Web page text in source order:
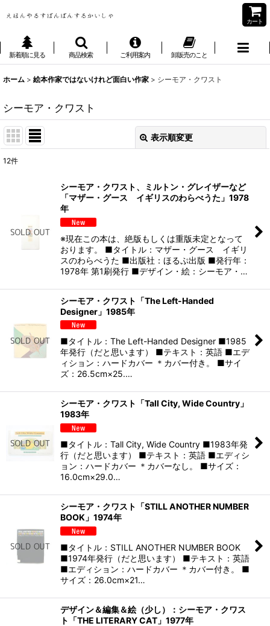
カート
新着順に見る 商品検索 ご利用案内 卸販売のこと
ホーム > 絵本作家ではないけれど面白い作家 > シーモア・クワスト
シーモア・クワスト
表示順変更
絞り込む
12件
シーモア・クワスト、ミルトン・グレイザーなど
「マザー・グース イギリスのわらべうた」1978
年
※現在この本は、絶版もしくは重版未定となって
おります。 ■タイトル：マザー・グース イギリ
スのわらべうた ■出版社：ほるぷ出版 ■発行年：
1978年 第1刷発行 ■デザイン・絵：シーモア・…
シーモア・クワスト「The Left-Handed
Designer」1985年
■タイトル：The Left-Handed Designer ■1985
年発行（だと思います） ■テキスト：英語 ■エデ
ィション：ハードカバー ＊カバー付き。 ■サイ
ズ：26.5cm×25.…
シーモア・クワスト「Tall City, Wide Country」
1983年
■タイトル：Tall City, Wide Country ■1983年発
行（だと思います） ■テキスト：英語 ■エディシ
ョン：ハードカバー ＊カバーなし。 ■サイズ：
16.0cm×29.0…
シーモア・クワスト「STILL ANOTHER NUMBER
BOOK」1974年
■タイトル：STILL ANOTHER NUMBER BOOK
■1974年発行（だと思います） ■テキスト：英語
■エディション：ハードカバー ＊カバー付き。 ■
サイズ：26.0cm×21…
デザイン＆編集＆絵（少し）：シーモア・クワス
ト「THE LITERARY CAT」1977年